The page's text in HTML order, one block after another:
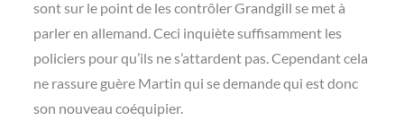
sont sur le point de les contrôler Grandgill se met à
parler en allemand. Ceci inquiète suffisamment les
policiers pour qu’ils ne s’attardent pas. Cependant cela
ne rassure guère Martin qui se demande qui est donc
son nouveau coéquipier.